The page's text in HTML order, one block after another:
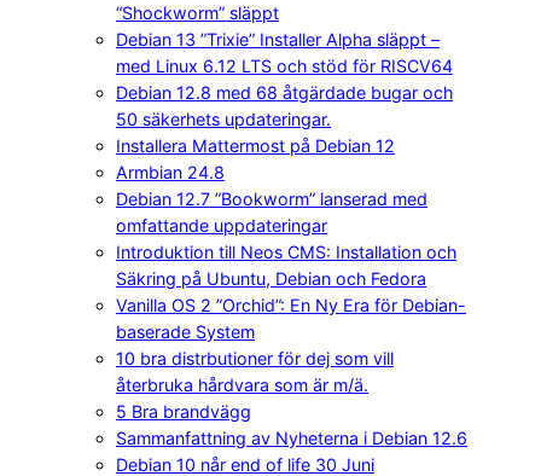
“Shockworm” släppt
Debian 13 ”Trixie” Installer Alpha släppt –
med Linux 6.12 LTS och stöd för RISCV64
Debian 12.8 med 68 åtgärdade bugar och
50 säkerhets updateringar.
Installera Mattermost på Debian 12
Armbian 24.8
Debian 12.7 ”Bookworm” lanserad med
omfattande uppdateringar
Introduktion till Neos CMS: Installation och
Säkring på Ubuntu, Debian och Fedora
Vanilla OS 2 ”Orchid”: En Ny Era för Debian-
baserade System
10 bra distrbutioner för dej som vill
återbruka hårdvara som är m/ä.
5 Bra brandvägg
Sammanfattning av Nyheterna i Debian 12.6
Debian 10 når end of life 30 Juni